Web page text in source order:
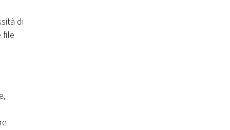
di
file